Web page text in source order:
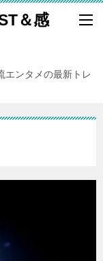
＆感
エンタメの最新トレ